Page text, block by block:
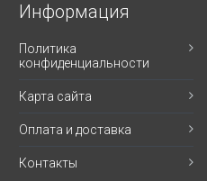
Информация
Политика
конфиденциальности
Карта сайта
Оплата и доставка
Контакты